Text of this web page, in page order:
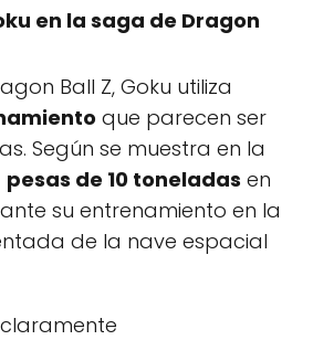
en la saga de Dragon
Ball Z, Goku utiliza
que parecen ser
Según se muestra en la
pesas de 10 toneladas en
su entrenamiento en la
de la nave espacial